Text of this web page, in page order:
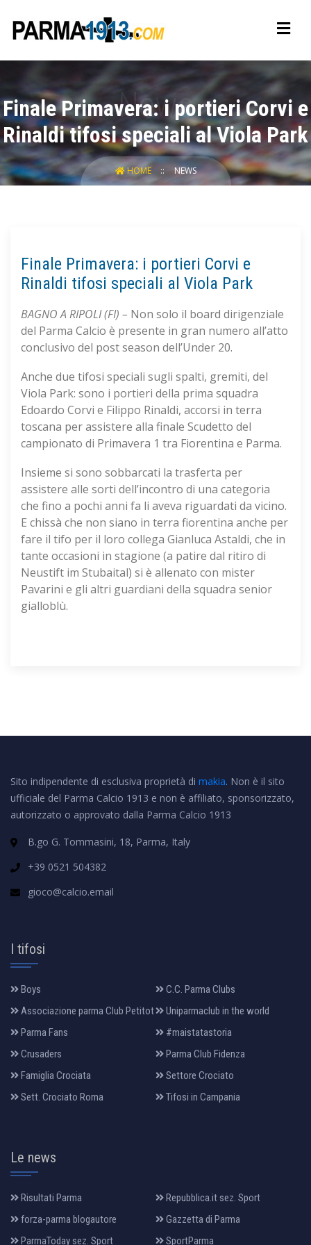
Finale Primavera: i portieri Corvi e
Rinaldi tifosi speciali al Viola Park
HOME NEWS
Finale Primavera: i portieri Corvi e
Rinaldi tifosi speciali al Viola Park
BAGNO A RIPOLI (FI) – Non solo il board dirigenziale
del Parma Calcio è presente in gran numero all’atto
conclusivo del post season dell’Under 20.
Anche due tifosi speciali sugli spalti, gremiti, del
Viola Park: sono i portieri della prima squadra
Edoardo Corvi e Filippo Rinaldi, accorsi in terra
toscana per assistere alla finale Scudetto del
campionato di Primavera 1 tra Fiorentina e Parma.
Insieme si sono sobbarcati la trasferta per
assistere alle sorti dell’incontro di una categoria
che fino a pochi anni fa li aveva riguardati da vicino.
E chissà che non siano in terra fiorentina anche per
fare il tifo per il loro collega Gianluca Astaldi, che in
tante occasioni in stagione (a patire dal ritiro di
Neustift im Stubaital) si è allenato con mister
Pavarini e gli altri guardiani della squadra senior
gialloblù.
Sito indipendente di esclusiva proprietà di makia. Non è il sito
ufficiale del Parma Calcio 1913 e non è affiliato, sponsorizzato,
autorizzato o approvato dalla Parma Calcio 1913
B.go G. Tommasini, 18, Parma, Italy
+39 0521 504382
gioco@calcio.email
I tifosi
Boys
C.C. Parma Clubs
Associazione parma Club Petitot
Uniparmaclub in the world
Parma Fans
#maistatastoria
Crusaders
Parma Club Fidenza
Famiglia Crociata
Settore Crociato
Sett. Crociato Roma
Tifosi in Campania
Le news
Risultati Parma
Repubblica.it sez. Sport
forza-parma blogautore
Gazzetta di Parma
ParmaToday sez. Sport
SportParma